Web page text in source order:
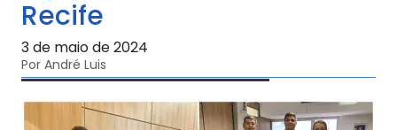
Recife
3 de maio de 2024
Por André Luis